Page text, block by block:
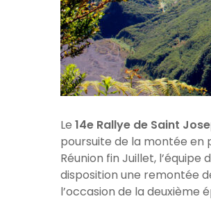
Le 14e Rallye de Saint
poursuite de la montée en
Réunion fin Juillet,
disposition une remontée
l’occasion de la